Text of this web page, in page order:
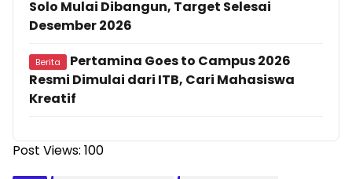
Solo Mulai Dibangun, Target Selesai
Desember 2026
Berita
Pertamina Goes to Campus 2026
Resmi Dimulai dari ITB, Cari Mahasiswa
Kreatif
Post Views: 100